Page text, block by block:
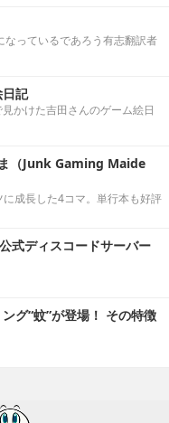
なっているであろう有志翻訳者
記
かけた吉田さんのゲーム絵日
ま（Junk Gaming Maide
成長した4コマ。単行本も好評
式ディスコードサーバー
グ“蚊”が登場！ その特徴